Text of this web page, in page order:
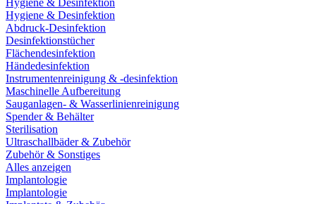
Hygiene & Desinfektion
Hygiene & Desinfektion
Abdruck-Desinfektion
Desinfektionstücher
Flächendesinfektion
Händedesinfektion
Instrumentenreinigung & -desinfektion
Maschinelle Aufbereitung
Sauganlagen- & Wasserlinienreinigung
Spender & Behälter
Sterilisation
Ultraschallbäder & Zubehör
Zubehör & Sonstiges
Alles anzeigen
Implantologie
Implantologie